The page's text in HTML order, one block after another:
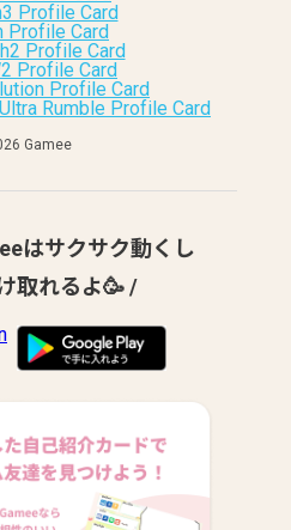
Profile Card
Profile Card
Profile Card
Profile Card
Profile Card
Rumble Profile Card
Gamee
はサクサク動くし
取れるよ🥳 /